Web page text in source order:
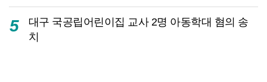
5
대구 국공립어린이집 교사 2명 아동학대 혐의 송
치